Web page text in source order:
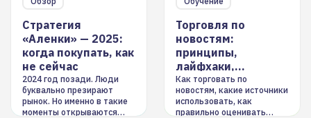
Стратегия
«Аленки» — 2025:
когда покупать, как
не сейчас
2024 год позади. Люди
буквально презирают
рынок. Но именно в такие
моменты открываются
Торговля по
новостям:
принципы,
лайфхаки,
инструменты
Как торговать по
новостям, какие источники
использовать, как
правильно оценивать